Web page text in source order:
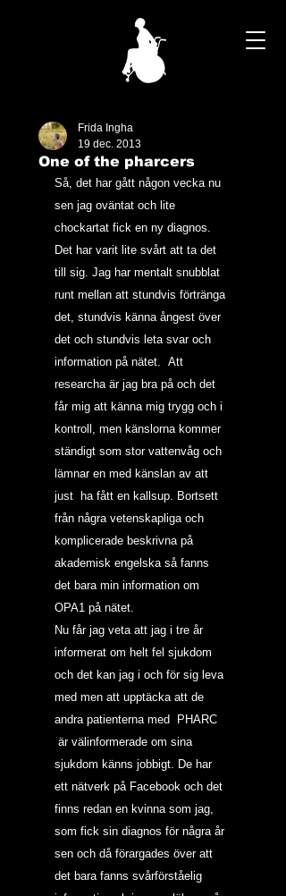
One of the pharcers
Frida Ingha
19 dec. 2013
Så, det har gått någon vecka nu
sen jag oväntat och lite
chockartat fick en ny diagnos.
Det har varit lite svårt att ta det
till sig. Jag har mentalt snubblat
runt mellan att stundvis förtränga
det, stundvis känna ångest över
det och stundvis leta svar och
information på nätet.  Att
researcha är jag bra på och det
får mig att känna mig trygg och i
kontroll, men känslorna kommer
ständigt som stor vattenvåg och
lämnar en med känslan av att
just  ha fått en kallsup. Bortsett
från några vetenskapliga och
komplicerade beskrivna på
akademisk engelska så fanns
det bara min information om
OPA1 på nätet.
Nu får jag veta att jag i tre år
informerat om helt fel sjukdom
och det kan jag i och för sig leva
med men att upptäcka att de
andra patienterna med  PHARC
är välinformerade om sina
sjukdom känns jobbigt. De har
ett nätverk på Facebook och det
finns redan en kvinna som jag,
som fick sin diagnos för några år
sen och då förargades över att
det bara fanns svårförståelig